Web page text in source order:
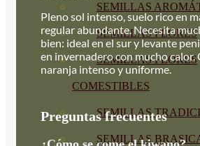
SEMILLAS
SEMILLAS FLORES
SEMILLAS FLORES
COMESTIBLES
SEMILLAS
SEMILLAS
Pleno sol intenso, suelo rico en
regular abundante. Necesita
bien: ideal en el sur y levante
en invernadero con mucho calor.
naranja intenso y uniforme.
Preguntas frecuentes